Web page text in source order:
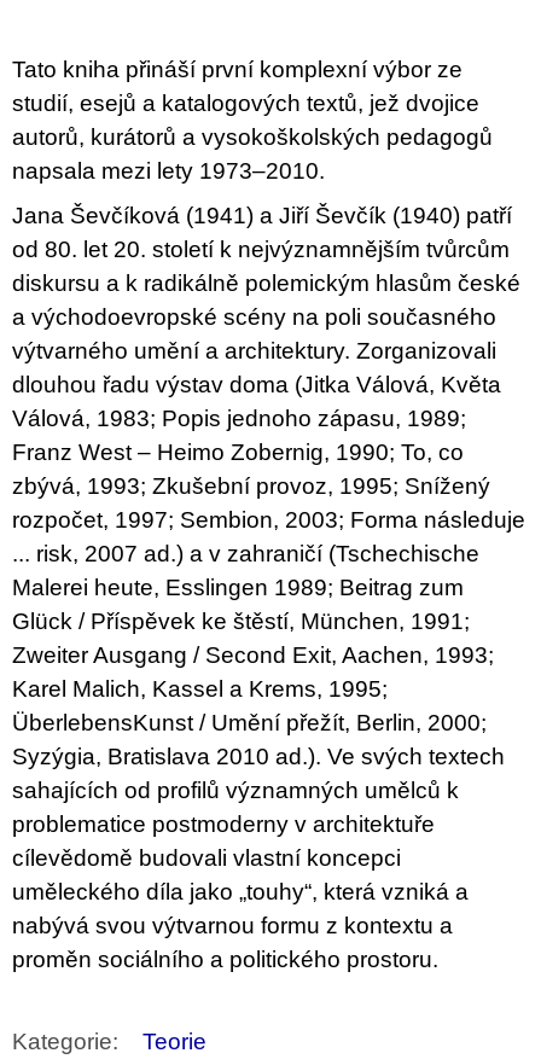
Tato kniha přináší první komplexní výbor ze
studií, esejů a katalogových textů, jež dvojice
autorů, kurátorů a vysokoškolských pedagogů
napsala mezi lety 1973–2010.
Jana Ševčíková (1941) a Jiří Ševčík (1940) patří
od 80. let 20. století k nejvýznamnějším tvůrcům
diskursu a k radikálně polemickým hlasům české
a východoevropské scény na poli současného
výtvarného umění a architektury. Zorganizovali
dlouhou řadu výstav doma (Jitka Válová, Květa
Válová, 1983; Popis jednoho zápasu, 1989;
Franz West – Heimo Zobernig, 1990; To, co
zbývá, 1993; Zkušební provoz, 1995; Snížený
rozpočet, 1997; Sembion, 2003; Forma následuje
... risk, 2007 ad.) a v zahraničí (Tschechische
Malerei heute, Esslingen 1989; Beitrag zum
Glück / Příspěvek ke štěstí, München, 1991;
Zweiter Ausgang / Second Exit, Aachen, 1993;
Karel Malich, Kassel a Krems, 1995;
ÜberlebensKunst / Umění přežít, Berlin, 2000;
Syzýgia, Bratislava 2010 ad.). Ve svých textech
sahajících od profilů významných umělců k
problematice postmoderny v architektuře
cílevědomě budovali vlastní koncepci
uměleckého díla jako „touhy“, která vzniká a
nabývá svou výtvarnou formu z kontextu a
proměn sociálního a politického prostoru.
Kategorie:
Teorie
e
m
e
TEORIE
FIKCE
JAKO
ODNOSNÉ
TAŠKY
100
Kč